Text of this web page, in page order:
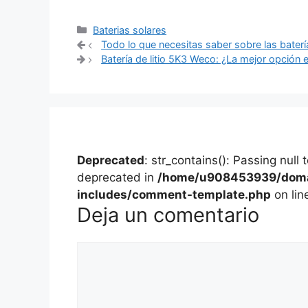
Categorías
Baterias solares
Navegación
de
Todo lo que necesitas saber sobre las
Batería de litio 5K3 Weco: ¿La mejor
Deprecated: str_contains(): Passing null
deprecated in /home/u908453939/
includes/comment-template.php on
Deja un comentario